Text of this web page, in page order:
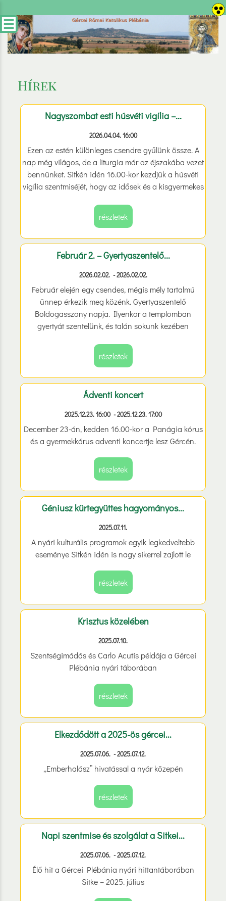
Hírek
Nagyszombat esti húsvéti vigília –...
2026.04.04. 16:00
Ezen az estén különleges csendre gyűlünk össze. A
nap még világos, de a liturgia már az éjszakába vezet
bennünket. Sitkén idén 16.00-kor kezdjük a húsvéti
vigília szentmiséjét, hogy az idősek és a kisgyermekes
együtt lehetünk, családok, idősek, fiatalok, egy
közösségként.
részletek
Február 2. – Gyertyaszentelő...
2026.02.02. - 2026.02.02.
Február elején egy csendes, mégis mély tartalmú
ünnep érkezik meg közénk. Gyertyaszentelő
Boldogasszony napja. Ilyenkor a templomban
gyertyát szentelünk, és talán sokunk kezében
fénynél. Jelképpé válik. Reménnyé. Imádsággá.
részletek
Ádventi koncert
2025.12.23. 16:00 - 2025.12.23. 17:00
December 23-án, kedden 16.00-kor a Panágia kórus
és a gyermekkórus adventi koncertje lesz Gércén.
részletek
Géniusz kürtegyüttes hagyományos...
2025.07.11.
A nyári kulturális programok egyik legkedveltebb
eseménye Sitkén idén is nagy sikerrel zajlott le
részletek
Krisztus közelében
2025.07.10.
Szentségimádás és Carlo Acutis példája a Gércei
Plébánia nyári táborában
részletek
Elkezdődött a 2025-ös gércei...
2025.07.06. - 2025.07.12.
„Emberhalász” hivatással a nyár közepén
részletek
Napi szentmise és szolgálat a Sitkei...
2025.07.06. - 2025.07.12.
Élő hit a Gércei Plébánia nyári hittantáborában
Sitke – 2025. július